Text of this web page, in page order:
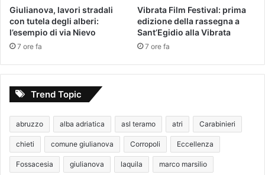
Giulianova, lavori stradali
con tutela degli alberi:
l’esempio di via Nievo
7 ore fa
Vibrata Film Festival: prima
edizione della rassegna a
Sant’Egidio alla Vibrata
7 ore fa
Trend Topic
abruzzo alba adriatica asl teramo atri Carabinieri
chieti comune giulianova Corropoli Eccellenza
Fossacesia giulianova laquila marco marsilio